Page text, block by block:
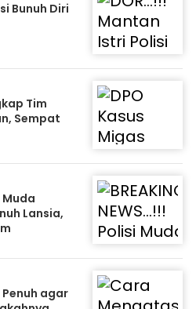
Bunuh Diri
Tim
Sempat
Muda
Lansia,
agar